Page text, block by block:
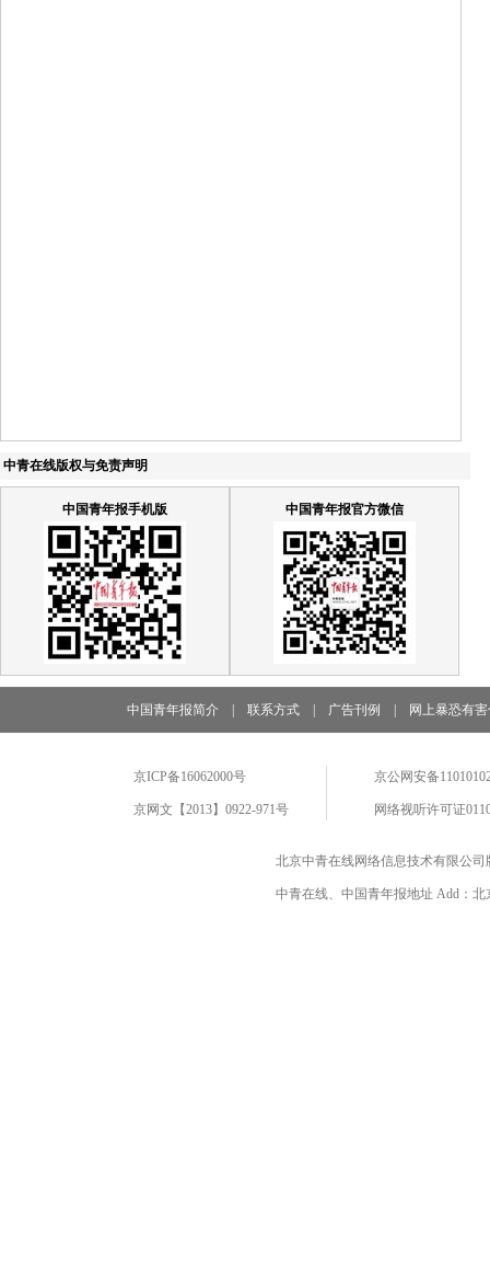
中青在线版权与免责声明
中国青年报手机版 中国青年报官方微信
中国青年报简介 联系方式 广告刊例 网上暴恐有
京ICP备16062000号
京网文【2013】0922-971号
京公网安备
网络视听许可证
北京中青在线网络信息技术有限公
中青在线、中国青年报地址 Add：北